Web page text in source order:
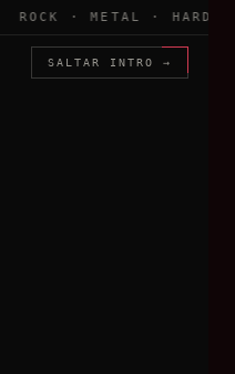
ROCK · METAL · HARDCORE
SALTAR INTRO →